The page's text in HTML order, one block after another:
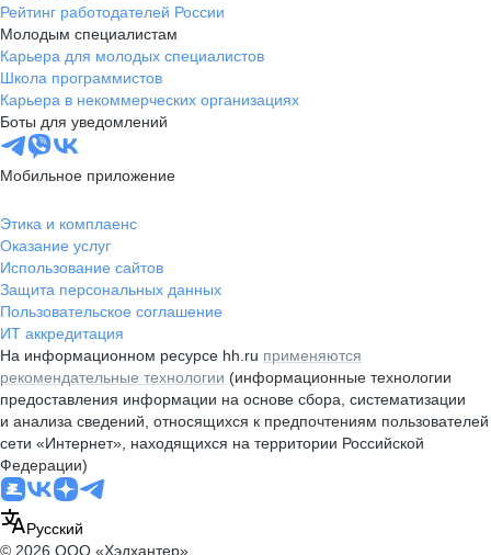
Рейтинг работодателей России
Молодым специалистам
Карьера для молодых специалистов
Школа программистов
Карьера в некоммерческих организациях
Боты для уведомлений
Мобильное приложение
Этика и комплаенс
Оказание услуг
Использование сайтов
Защита персональных данных
Пользовательское соглашение
ИТ аккредитация
На информационном ресурсе hh.ru применяются
рекомендательные технологии (информационные технологии
предоставления информации на основе сбора, систематизации
и анализа сведений, относящихся к предпочтениям пользователей
сети «Интернет», находящихся на территории Российской
Федерации)
Русский
© 2026 ООО «Хэдхантер»